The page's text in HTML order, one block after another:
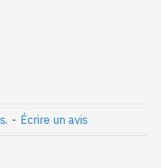
différentes, facettées à la
approx
et Améthystes
formes (BR-
- Écrire un avis